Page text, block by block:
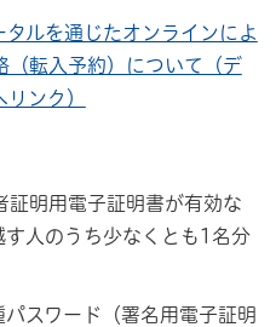
ルを通じたオンラインによ
（転入予約）について（デ
ンク）
証明用電子証明書が有効な
す人のうち少なくとも1名分
スワード（署名用電子証明